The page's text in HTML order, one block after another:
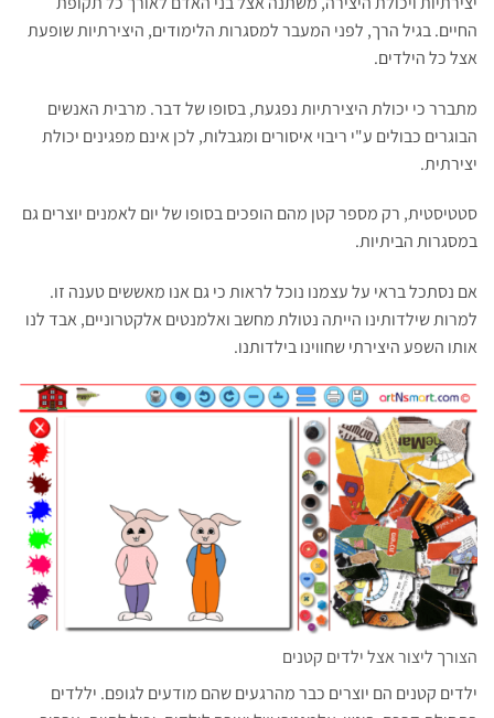
החיים. בגיל הרך, לפני המעבר למסגרות הלימודים, היצירתיות שופעת
אצל כל הילדים.
מתברר כי יכולת היצירתיות נפגעת, בסופו של דבר. מרבית האנשים
הבוגרים כבולים ע"י ריבוי איסורים ומגבלות, לכן אינם מפגינים יכולת
יצירתית.
סטטיסטית, רק מספר קטן מהם הופכים בסופו של יום לאמנים יוצרים גם
במסגרות הביתיות‏.
אם נסתכל בראי על עצמנו נוכל לראות כי גם אנו מאששים טענה זו.
למרות שילדותינו הייתה נטולת מחשב ואלמנטים אלקטרוניים, אבד לנו
אותו השפע היצירתי שחווינו בילדותנו.
הצורך ליצור אצל ילדים קטנים
ילדים קטנים הם יוצרים כבר מהרגעים שהם מודעים לגופם. יללדים